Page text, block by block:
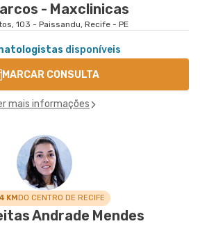
- Maxclinicas
103 - Paissandu, Recife - PE
disponíveis
MARCAR CONSULTA
mais informações
KMDO CENTRO DE RECIFE
Andrade Mendes